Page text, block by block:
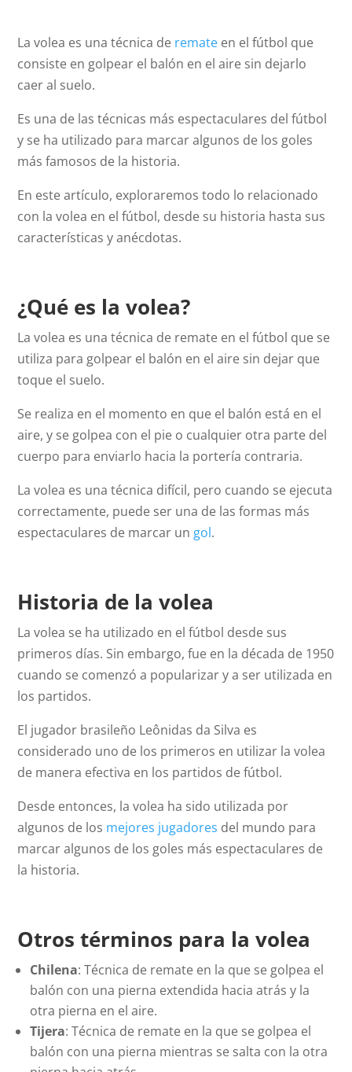
La volea es una técnica de remate en el fútbol que
consiste en golpear el balón en el aire sin dejarlo
caer al suelo.
Es una de las técnicas más espectaculares del fútbol
y se ha utilizado para marcar algunos de los goles
más famosos de la historia.
En este artículo, exploraremos todo lo relacionado
con la volea en el fútbol, desde su historia hasta sus
características y anécdotas.
¿Qué es la volea?
La volea es una técnica de remate en el fútbol que se
utiliza para golpear el balón en el aire sin dejar que
toque el suelo.
Se realiza en el momento en que el balón está en el
aire, y se golpea con el pie o cualquier otra parte del
cuerpo para enviarlo hacia la portería contraria.
La volea es una técnica difícil, pero cuando se ejecuta
correctamente, puede ser una de las formas más
espectaculares de marcar un gol.
Historia de la volea
La volea se ha utilizado en el fútbol desde sus
primeros días. Sin embargo, fue en la década de 1950
cuando se comenzó a popularizar y a ser utilizada en
los partidos.
El jugador brasileño Leônidas da Silva es
considerado uno de los primeros en utilizar la volea
de manera efectiva en los partidos de fútbol.
Desde entonces, la volea ha sido utilizada por
algunos de los mejores jugadores del mundo para
marcar algunos de los goles más espectaculares de
la historia.
Otros términos para la volea
Chilena: Técnica de remate en la que se golpea el
balón con una pierna extendida hacia atrás y la
otra pierna en el aire.
Tijera: Técnica de remate en la que se golpea el
balón con una pierna mientras se salta con la otra